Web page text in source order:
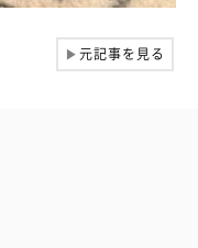
▶元記事を見る